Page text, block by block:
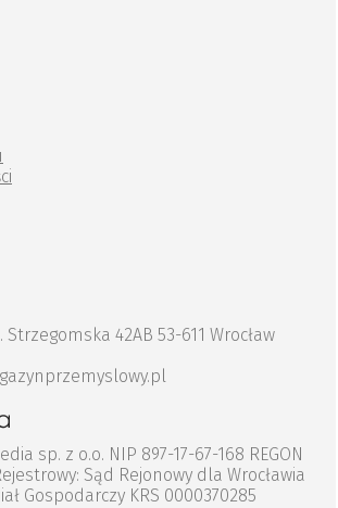
42AB 53-611 Wrocław
sp. z o.o. NIP 897-17-67-168 REGON
Sąd Rejonowy dla Wrocławia
Gospodarczy KRS 0000370285